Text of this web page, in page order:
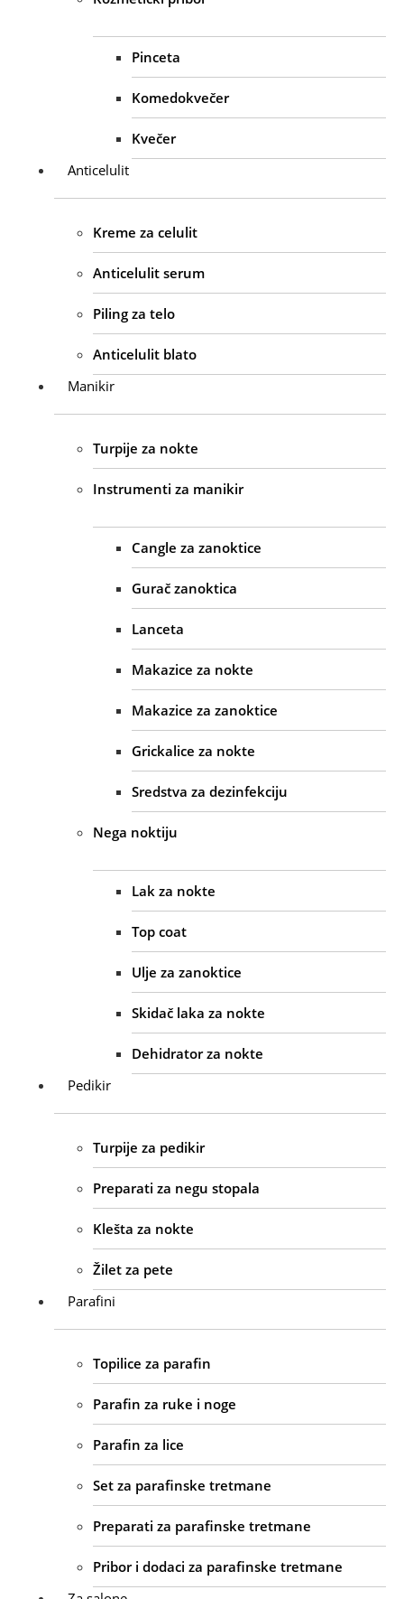
Pinceta
Komedokvečer
Kvečer
Anticelulit
Kreme za celulit
Anticelulit serum
Piling za telo
Anticelulit blato
Manikir
Turpije za nokte
Instrumenti za manikir
Cangle za zanoktice
Gurač zanoktica
Lanceta
Makazice za nokte
Makazice za zanoktice
Grickalice za nokte
Sredstva za dezinfekciju
Nega noktiju
Lak za nokte
Top coat
Ulje za zanoktice
Skidač laka za nokte
Dehidrator za nokte
Pedikir
Turpije za pedikir
Preparati za negu stopala
Klešta za nokte
Žilet za pete
Parafini
Topilice za parafin
Parafin za ruke i noge
Parafin za lice
Set za parafinske tretmane
Preparati za parafinske tretmane
Pribor i dodaci za parafinske tretmane